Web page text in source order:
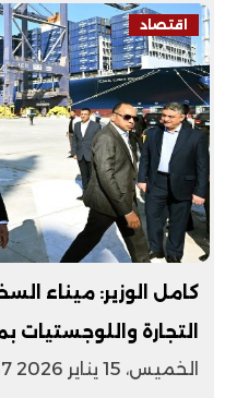
اقتصاد
كامل الوزير: ميناء
التجارة واللوجستيات
الخميس، 15 يناير 2026 03:57 م